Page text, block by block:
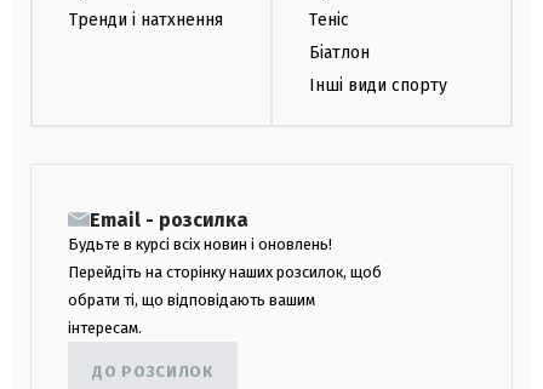
Тренди і натхнення
Теніс
Біатлон
Інші види спорту
Email - розсилка
Будьте в курсі всіх новин і оновлень!
Перейдіть на сторінку наших розсилок, щоб
обрати ті, що відповідають вашим
інтересам.
ДО РОЗСИЛОК